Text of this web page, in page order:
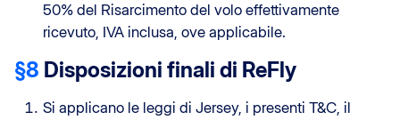
50% del Risarcimento del volo effettivamente
ricevuto, IVA inclusa, ove applicabile.
§8 Disposizioni finali di ReFly
Si applicano le leggi di Jersey, i presenti T&C, il